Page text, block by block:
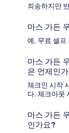
죄송하지만
마스 가든
예, 무료 셀프
마스 가든
은 언제인
체크인 시작
다. 체크아웃
마스 가든
인가요?